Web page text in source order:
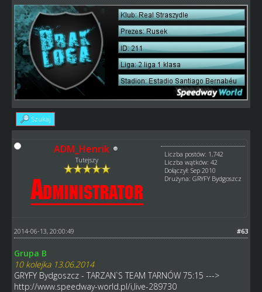
Szukaj
ADM_Henrik
Tutejszy
Liczba postów: 1,742
Liczba wątków: 42
Dołączył: Sep 2010
Drużyna: GRYFY Bydgoszcz
#63
2014-06-13, 20:00:49
Grupa B
10 kolejka 13.06.2014
GRYFY Bydgoszcz - TARZAN`S TEAM TARNÓW 75:15 --->
http://www.speedway-world.pl/i,live-289730